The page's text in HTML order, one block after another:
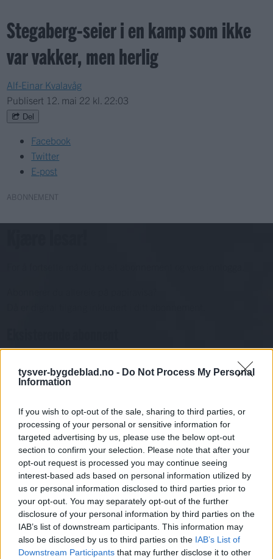
tysver-bygdeblad.no - Do Not Process My Personal
Information
If you wish to opt-out of the sale, sharing to third parties, or
processing of your personal or sensitive information for
targeted advertising by us, please use the below opt-out
section to confirm your selection. Please note that after your
opt-out request is processed you may continue seeing
interest-based ads based on personal information utilized by
us or personal information disclosed to third parties prior to
your opt-out. You may separately opt-out of the further
disclosure of your personal information by third parties on the
IAB’s list of downstream participants. This information may
also be disclosed by us to third parties on the IAB’s List of
Downstream Participants that may further disclose it to other
Stegaberg-seier i en kamp som ikke
var vakker, men herlig
Alf-Einar Kvalavåg
Publisert 12. mai 22 kl. 22:03
Del
Facebook
Twitter
E-post
ABONNEMENT
Passord
Har du gløymt passordet?
Logg inn
Har du ikkje abonnement?
Bli abonnent
Sport
Mest lest siste syv dager